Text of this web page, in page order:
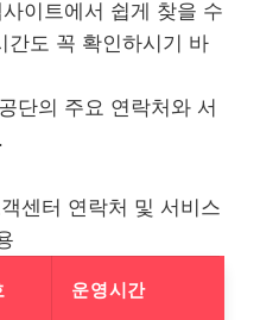
이트에서 쉽게 찾을 수
간도 꼭 확인하시기 바
단의 주요 연락처와 서
센터 연락처 및 서비스
운영시간